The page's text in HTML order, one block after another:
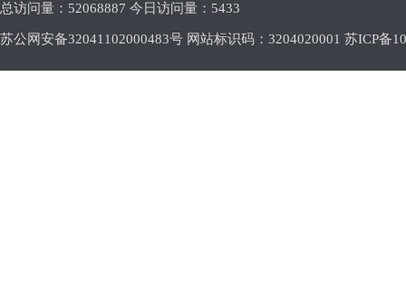
总访问量： 52068887 今日访问量： 5433
苏公网安备32041102000483号 网站标识码：3204020001 苏ICP备